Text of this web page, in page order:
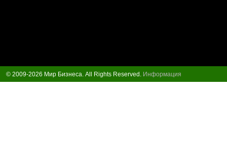
© 2009-2026 Мир Бизнеса. All Rights Reserved. Информация